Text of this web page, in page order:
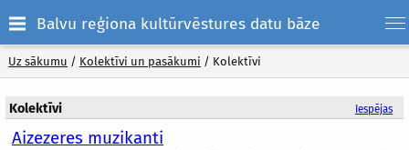
Balvu reģiona kultūrvēstures datu bāze
Uz sākumu / Kolektīvi un pasākumi / Kolektīvi
Iespējas
Kolektīvi
Aizezeres muzikanti